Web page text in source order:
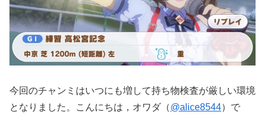
今回のチャンミはいつにも増して持ち物検査が厳しい環境
となりました。こんにちは，オワダ（@alice8544）で